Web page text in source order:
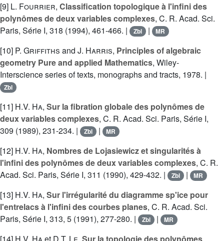
[9] L. Fourrier, Classification topologique à l'infini des
polynômes de deux variables complexes, C. R. Acad. Sci.
Paris, Série I, 318 (1994), 461-466. |
Zbl | MR
[10] P. Griffiths and J. Harris, Principles of algebraic
geometry Pure and applied Mathematics, Wiley-
Interscience series of texts, monographs and tracts, 1978. |
Zbl
[11] H.V. Ha, Sur la fibration globale des polynômes de
deux variables complexes, C. R. Acad. Sci. Paris, Série I,
309 (1989), 231-234. |
Zbl | MR
[12] H.V. Ha, Nombres de Lojasiewicz et singularités à
l'infini des polynômes de deux variables complexes, C. R.
Acad. Sci. Paris, Série I, 311 (1990), 429-432. |
Zbl | MR
[13] H.V. Ha, Sur l'irrégularité du diagramme sp'ice pour
l'entrelacs à l'infini des courbes planes, C. R. Acad. Sci.
Paris, Série I, 313, 5 (1991), 277-280. |
Zbl | MR